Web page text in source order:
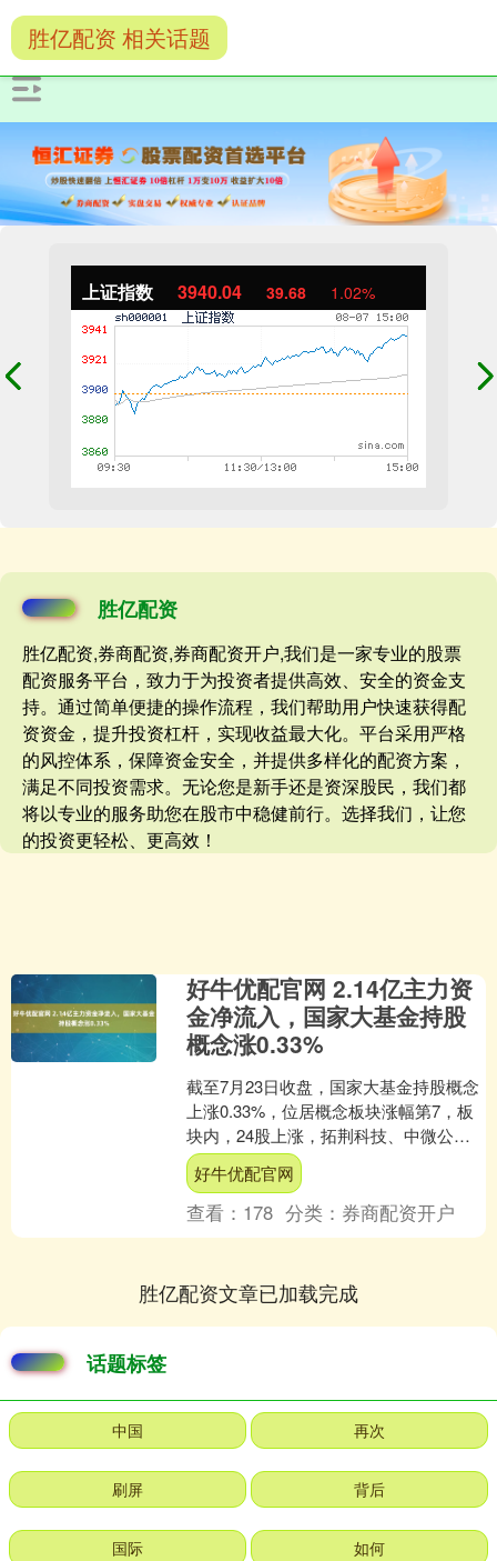
上证指数 3940.04 39.68 1.02%
胜亿配资
胜亿配资,券商配资,券商配资开户,我们是一家专业的股票
配资服务平台，致力于为投资者提供高效、安全的资金支
持。通过简单便捷的操作流程，我们帮助用户快速获得配
资资金，提升投资杠杆，实现收益最大化。平台采用严格
的风控体系，保障资金安全，并提供多样化的配资方案，
满足不同投资需求。无论您是新手还是资深股民，我们都
将以专业的服务助您在股市中稳健前行。选择我们，让您
的投资更轻松、更高效！
胜亿配资 相关话题
好牛优配官网 2.14亿主力资
金净流入，国家大基金持股
概念涨0.33%
截至7月23日收盘，国家大基金持股概念
上涨0.33%，位居概念板块涨幅第7，板
块内，24股上涨，拓荆科技、中微公
司、中科飞测等涨幅居前，分别上涨
6.49%、5.....
好牛优配官网
查看： 178 分类： 券商配资开户
胜亿配资文章已加载完成
话题标签
中国 再次
刷屏 背后
国际 如何